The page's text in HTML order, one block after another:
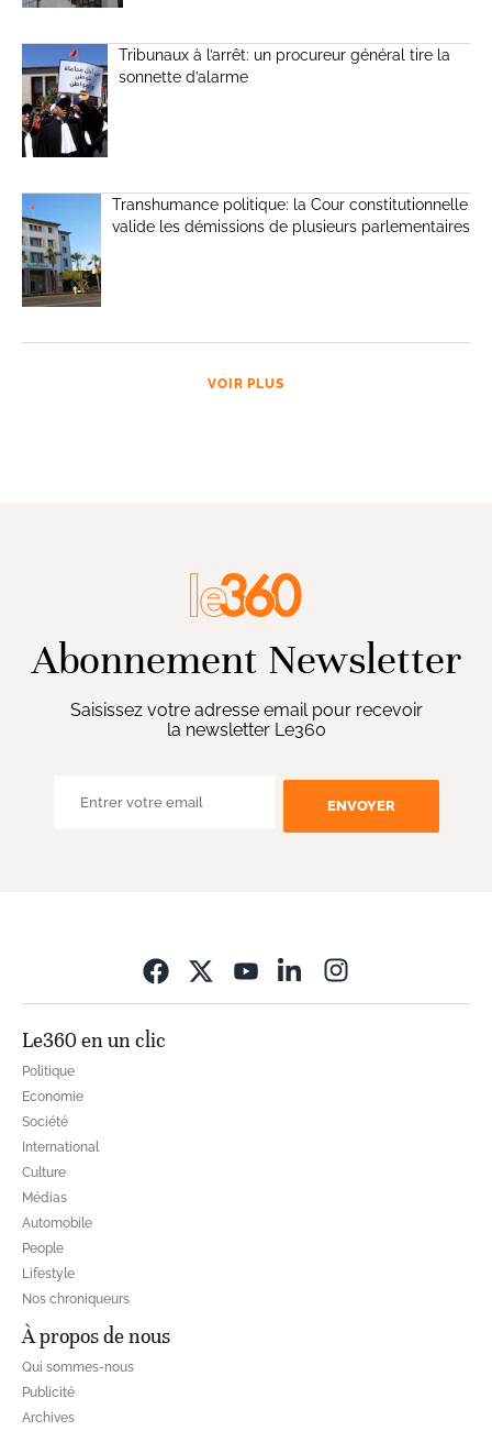
Tribunaux à l’arrêt: un procureur général tire la
sonnette d’alarme
Transhumance politique: la Cour constitutionnelle
valide les démissions de plusieurs parlementaires
VOIR PLUS
Abonnement Newsletter
Saisissez votre adresse email pour recevoir
la newsletter Le360
ENVOYER
Le360 en un clic
Politique
Economie
Société
International
Culture
Médias
Automobile
People
Lifestyle
Nos chroniqueurs
À propos de nous
Qui sommes-nous
Publicité
Archives